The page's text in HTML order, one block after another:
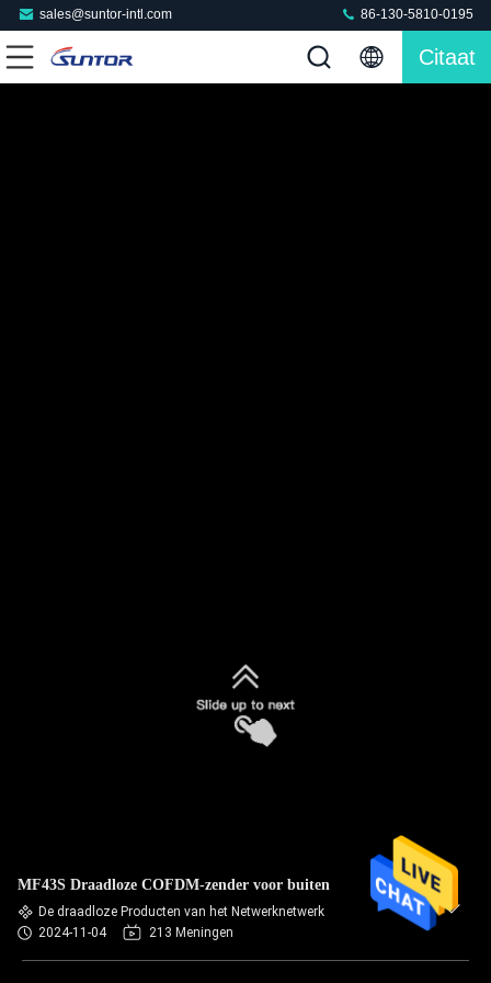
sales@suntor-intl.com 86-130-5810-0195
Citaat
MF43S Draadloze COFDM-zender voor buiten
De draadloze Producten van het Netwerknetwerk
2024-11-04
213 Meningen